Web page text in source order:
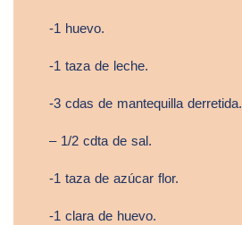
-1 huevo.
-1 taza de leche.
-3 cdas de mantequilla derretida.
– 1/2 cdta de sal.
-1 taza de azúcar flor.
-1 clara de huevo.